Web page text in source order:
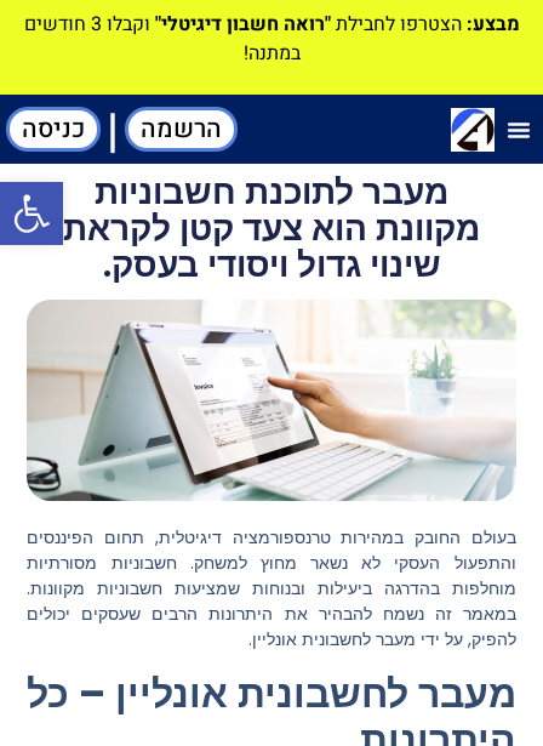
מבצע: הצטרפו לחבילת"רואה חשבון דיגיטלי"
וקבלו 3 חודשים
במתנה!
הרשמה | כניסה
מעבר לתוכנת חשבוניות
מקוונת הוא צעד קטן לקראת
שינוי גדול ויסודי בעסק.
בעולם החובק במהירות טרנספורמציה דיגיטלית, תחום הפיננסים
והתפעול העסקי לא נשאר מחוץ למשחק. חשבוניות מסורתיות
מוחלפות בהדרגה ביעילות ובנוחות שמציעות חשבוניות מקוונות.
במאמר זה נשמח להבהיר את היתרונות הרבים שעסקים יכולים
להפיק, על ידי מעבר לחשבונית אונליין.
מעבר לחשבונית אונליין – כל
פתח